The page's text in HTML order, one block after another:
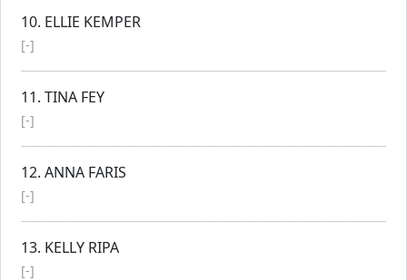
10. ELLIE KEMPER
[-]
11. TINA FEY
[-]
12. ANNA FARIS
[-]
13. KELLY RIPA
[-]